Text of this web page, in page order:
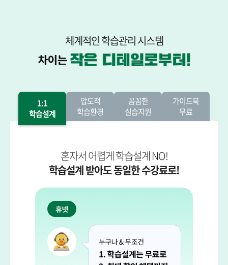
체계적인 학습관리 시스템
1:1
학습설계
압도적
학습환경
꼼꼼한
실습지원
가이드북
무료
혼자서 어렵게 학습설계 NO!
학습설계 받아도 동일한 수강료로!